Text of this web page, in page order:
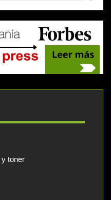
toner